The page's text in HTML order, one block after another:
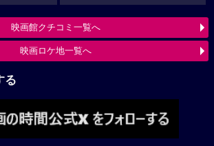
映画館クチコミ一覧へ
映画ロケ地一覧へ
る